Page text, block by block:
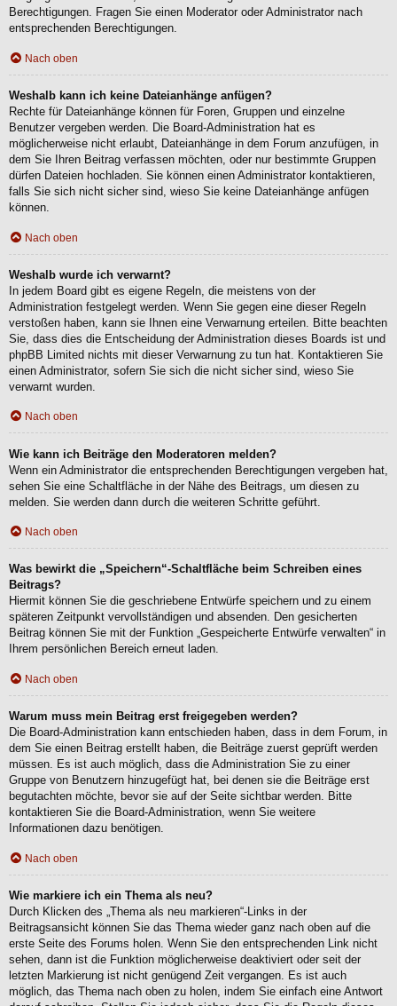
Berechtigungen. Fragen Sie einen Moderator oder Administrator nach
entsprechenden Berechtigungen.
Nach oben
Weshalb kann ich keine Dateianhänge anfügen?
Rechte für Dateianhänge können für Foren, Gruppen und einzelne
Benutzer vergeben werden. Die Board-Administration hat es
möglicherweise nicht erlaubt, Dateianhänge in dem Forum anzufügen, in
dem Sie Ihren Beitrag verfassen möchten, oder nur bestimmte Gruppen
dürfen Dateien hochladen. Sie können einen Administrator kontaktieren,
falls Sie sich nicht sicher sind, wieso Sie keine Dateianhänge anfügen
können.
Nach oben
Weshalb wurde ich verwarnt?
In jedem Board gibt es eigene Regeln, die meistens von der
Administration festgelegt werden. Wenn Sie gegen eine dieser Regeln
verstoßen haben, kann sie Ihnen eine Verwarnung erteilen. Bitte beachten
Sie, dass dies die Entscheidung der Administration dieses Boards ist und
phpBB Limited nichts mit dieser Verwarnung zu tun hat. Kontaktieren Sie
einen Administrator, sofern Sie sich die nicht sicher sind, wieso Sie
verwarnt wurden.
Nach oben
Wie kann ich Beiträge den Moderatoren melden?
Wenn ein Administrator die entsprechenden Berechtigungen vergeben hat,
sehen Sie eine Schaltfläche in der Nähe des Beitrags, um diesen zu
melden. Sie werden dann durch die weiteren Schritte geführt.
Nach oben
Was bewirkt die „Speichern“-Schaltfläche beim Schreiben eines
Beitrags?
Hiermit können Sie die geschriebene Entwürfe speichern und zu einem
späteren Zeitpunkt vervollständigen und absenden. Den gesicherten
Beitrag können Sie mit der Funktion „Gespeicherte Entwürfe verwalten“ in
Ihrem persönlichen Bereich erneut laden.
Nach oben
Warum muss mein Beitrag erst freigegeben werden?
Die Board-Administration kann entschieden haben, dass in dem Forum, in
dem Sie einen Beitrag erstellt haben, die Beiträge zuerst geprüft werden
müssen. Es ist auch möglich, dass die Administration Sie zu einer
Gruppe von Benutzern hinzugefügt hat, bei denen sie die Beiträge erst
begutachten möchte, bevor sie auf der Seite sichtbar werden. Bitte
kontaktieren Sie die Board-Administration, wenn Sie weitere
Informationen dazu benötigen.
Nach oben
Wie markiere ich ein Thema als neu?
Durch Klicken des „Thema als neu markieren“-Links in der
Beitragsansicht können Sie das Thema wieder ganz nach oben auf die
erste Seite des Forums holen. Wenn Sie den entsprechenden Link nicht
sehen, dann ist die Funktion möglicherweise deaktiviert oder seit der
letzten Markierung ist nicht genügend Zeit vergangen. Es ist auch
möglich, das Thema nach oben zu holen, indem Sie einfach eine Antwort